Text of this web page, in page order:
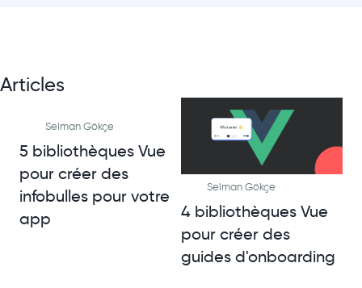
Articles
Selman Gökçe
5 bibliothèques Vue
pour créer des
infobulles pour votre
app
Selman Gökçe
4 bibliothèques Vue
pour créer des
guides d'onboarding